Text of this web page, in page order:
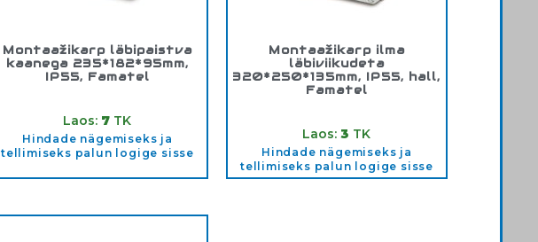
Montaažikarp läbipaistva
kaanega 235*182*95mm,
IP55, Famatel
Laos: 7 TK
Hindade nägemiseks ja
tellimiseks palun logige sisse
Montaažikarp ilma
läbiviikudeta
320*250*135mm, IP55, hall,
Famatel
Laos:3 TK
Hindade nägemiseks ja
tellimiseks palun logige sisse